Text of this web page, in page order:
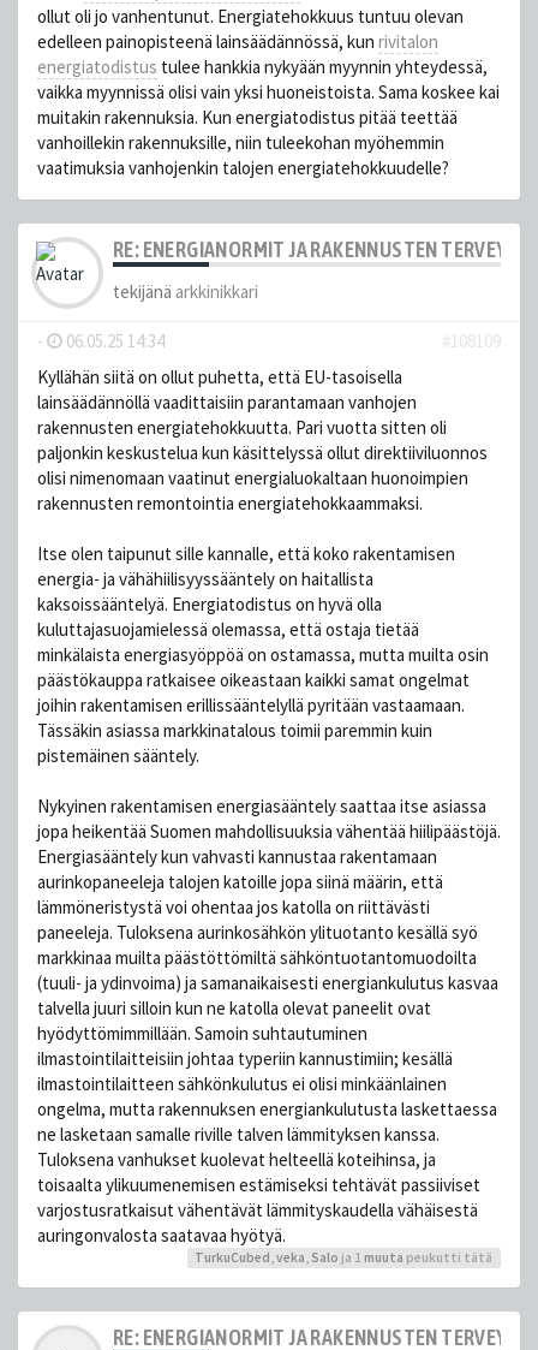
ollut oli jo vanhentunut. Energiatehokkuus tuntuu olevan
edelleen painopisteenä lainsäädännössä, kun rivitalon
energiatodistus tulee hankkia nykyään myynnin yhteydessä,
vaikka myynnissä olisi vain yksi huoneistoista. Sama koskee kai
muitakin rakennuksia. Kun energiatodistus pitää teettää
vanhoillekin rakennuksille, niin tuleekohan myöhemmin
vaatimuksia vanhojenkin talojen energiatehokkuudelle?
RE: ENERGIANORMIT JA RAKENNUSTEN TERVEYS
tekijänä arkkinikkari
- 06.05.25 14:34
#108109
Kyllähän siitä on ollut puhetta, että EU-tasoisella
lainsäädännöllä vaadittaisiin parantamaan vanhojen
rakennusten energiatehokkuutta. Pari vuotta sitten oli
paljonkin keskustelua kun käsittelyssä ollut direktiiviluonnos
olisi nimenomaan vaatinut energialuokaltaan huonoimpien
rakennusten remontointia energiatehokkaammaksi.
Itse olen taipunut sille kannalle, että koko rakentamisen
energia- ja vähähiilisyyssääntely on haitallista
kaksoissääntelyä. Energiatodistus on hyvä olla
kuluttajasuojamielessä olemassa, että ostaja tietää
minkälaista energiasyöppöä on ostamassa, mutta muilta osin
päästökauppa ratkaisee oikeastaan kaikki samat ongelmat
joihin rakentamisen erillissääntelyllä pyritään vastaamaan.
Tässäkin asiassa markkinatalous toimii paremmin kuin
pistemäinen sääntely.
Nykyinen rakentamisen energiasääntely saattaa itse asiassa
jopa heikentää Suomen mahdollisuuksia vähentää hiilipäästöjä.
Energiasääntely kun vahvasti kannustaa rakentamaan
aurinkopaneeleja talojen katoille jopa siinä määrin, että
lämmöneristystä voi ohentaa jos katolla on riittävästi
paneeleja. Tuloksena aurinkosähkön ylituotanto kesällä syö
markkinaa muilta päästöttömiltä sähköntuotantomuodoilta
(tuuli- ja ydinvoima) ja samanaikaisesti energiankulutus kasvaa
talvella juuri silloin kun ne katolla olevat paneelit ovat
hyödyttömimmillään. Samoin suhtautuminen
ilmastointilaitteisiin johtaa typeriin kannustimiin; kesällä
ilmastointilaitteen sähkönkulutus ei olisi minkäänlainen
ongelma, mutta rakennuksen energiankulutusta laskettaessa
ne lasketaan samalle riville talven lämmityksen kanssa.
Tuloksena vanhukset kuolevat helteellä koteihinsa, ja
toisaalta ylikuumenemisen estämiseksi tehtävät passiiviset
varjostusratkaisut vähentävät lämmityskaudella vähäisestä
auringonvalosta saatavaa hyötyä.
TurkuCubed ,veka Salo ja 1 muuta peukutti tätä
RE: ENERGIANORMIT JA RAKENNUSTEN TERVEYS